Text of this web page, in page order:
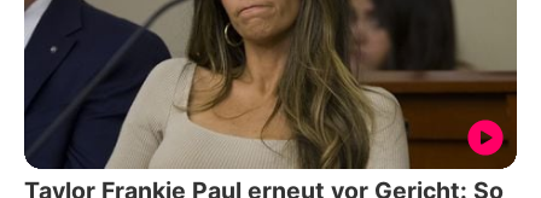
Taylor Frankie Paul erneut vor Gericht: So